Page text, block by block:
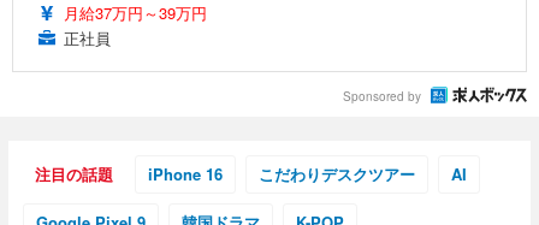
月給37万円～39万円
正社員
Sponsored by
注目の話題 iPhone 16 こだわりデスクツアー AI